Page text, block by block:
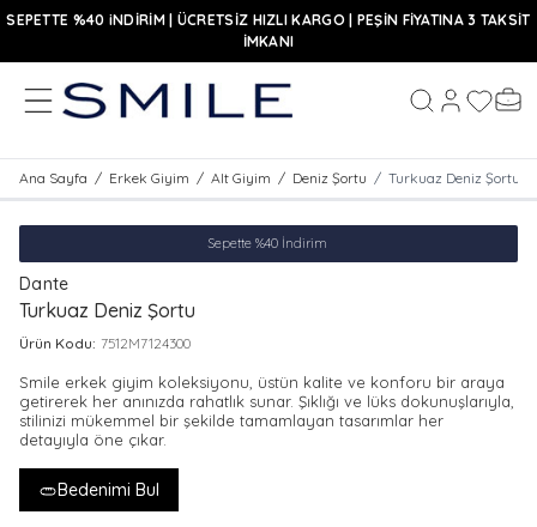
SEPETTE %40 iNDİRİM | ÜCRETSİZ HIZLI KARGO | PEŞİN FİYATINA 3 TAKSİT
İMKANI
MENÜ Hesabım
Ana Sayfa / Erkek Giyim / Alt Giyim / Deniz Şortu / Turkuaz Deniz Şortu
Sepette %40 İndirim
Dante
Turkuaz Deniz Şortu
Ürün Kodu: 7512M7124300
Smile erkek giyim koleksiyonu, üstün kalite ve konforu bir araya
getirerek her anınızda rahatlık sunar. Şıklığı ve lüks dokunuşlarıyla,
stilinizi mükemmel bir şekilde tamamlayan tasarımlar her
detayıyla öne çıkar.
Bedenimi Bul